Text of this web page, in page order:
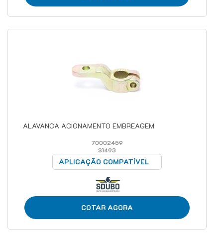
ALAVANCA ACIONAMENTO EMBREAGEM
70002459
S1493
APLICAÇÃO COMPATÍVEL
COTAR AGORA